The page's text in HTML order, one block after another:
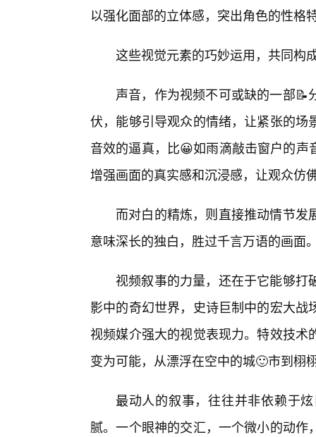
以强化面部的立体感，突出角色的性格
这些视觉元素的巧妙运用，共同构
声音，作为视频不可或缺的一部
伏，能够引导观众的情绪，让紧张的
音效的逼真，比😀如雨滴敲击窗户的
增强画面的真实感和沉浸感，让观众仿
而对白的精炼，则直接推动情节
意味深长的独白，胜过千言万语的画面
视频叙事的力量，还在于它能够
影中的奇幻世界，史诗巨制中的宏大
视频媒介强大的视觉表现力。特效技
变为可能，从漂浮在空中的城🙂市到栩
最动人的叙事，往往并非依赖于
腻。一个眼神的交汇，一个微小的动